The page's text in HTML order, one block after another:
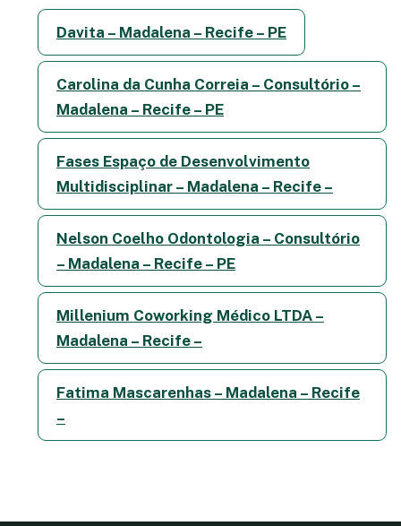
Davita – Madalena – Recife – PE
Carolina da Cunha Correia – Consultório –
Madalena – Recife – PE
Fases Espaço de Desenvolvimento
Multidisciplinar – Madalena – Recife –
Nelson Coelho Odontologia – Consultório
– Madalena – Recife – PE
Millenium Coworking Médico LTDA –
Madalena – Recife –
Fatima Mascarenhas – Madalena – Recife
–